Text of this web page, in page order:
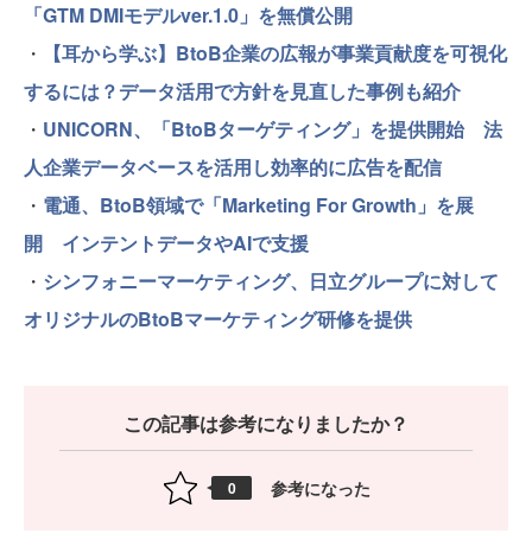
「GTM DMIモデルver.1.0」を無償公開
・
【耳から学ぶ】BtoB企業の広報が事業貢献度を可視化
するには？データ活用で方針を見直した事例も紹介
・ UNICORN、「BtoBターゲティング」を提供開始 法
人企業データベースを活用し効率的に広告を配信
・ 電通、BtoB領域で「Marketing For Growth」を展
開 インテントデータやAIで支援
・ シンフォニーマーケティング、日立グループに対して
オリジナルのBtoBマーケティング研修を提供
この記事は参考になりましたか？
0 参考になった